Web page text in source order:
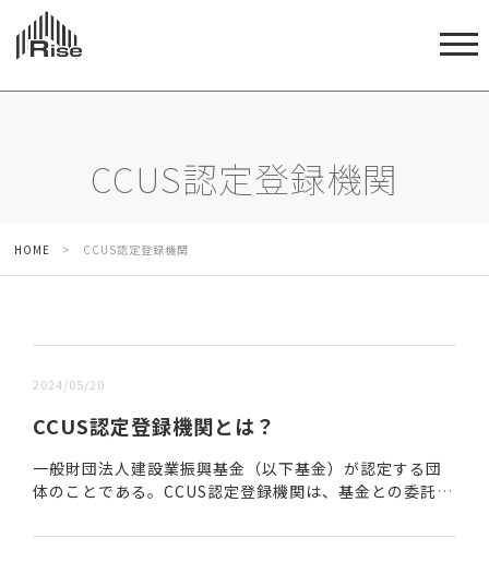
CCUS認定登録機関
HOME > CCUS認定登録機関
2024/05/20
CCUS認定登録機関とは？
一般財団法人建設業振興基金（以下基金）が認定する団
体のことである。CCUS認定登録機関は、基金との委託契
申請内容の登録を行う。CCUSは、Cons...